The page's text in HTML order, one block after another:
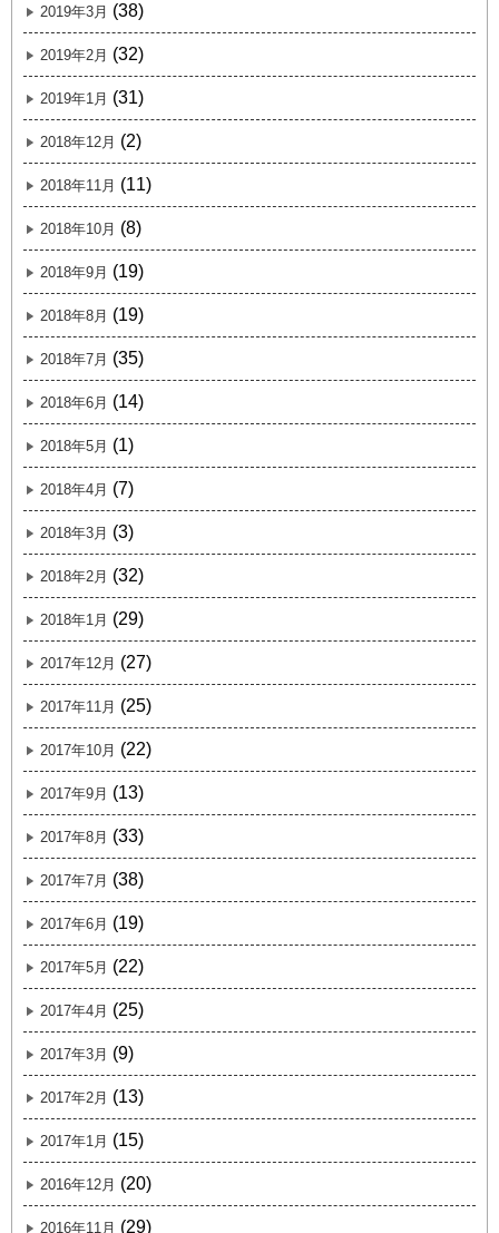
2019年3月 (38)
2019年2月 (32)
2019年1月 (31)
2018年12月 (2)
2018年11月 (11)
2018年10月 (8)
2018年9月 (19)
2018年8月 (19)
2018年7月 (35)
2018年6月 (14)
2018年5月 (1)
2018年4月 (7)
2018年3月 (3)
2018年2月 (32)
2018年1月 (29)
2017年12月 (27)
2017年11月 (25)
2017年10月 (22)
2017年9月 (13)
2017年8月 (33)
2017年7月 (38)
2017年6月 (19)
2017年5月 (22)
2017年4月 (25)
2017年3月 (9)
2017年2月 (13)
2017年1月 (15)
2016年12月 (20)
2016年11月 (29)